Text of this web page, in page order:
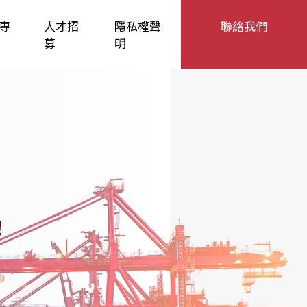
人才招
募
隱私權聲
明
聯絡我們